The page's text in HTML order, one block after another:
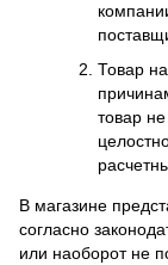
Товар
товар
В магазине
согласно
или наоборот не